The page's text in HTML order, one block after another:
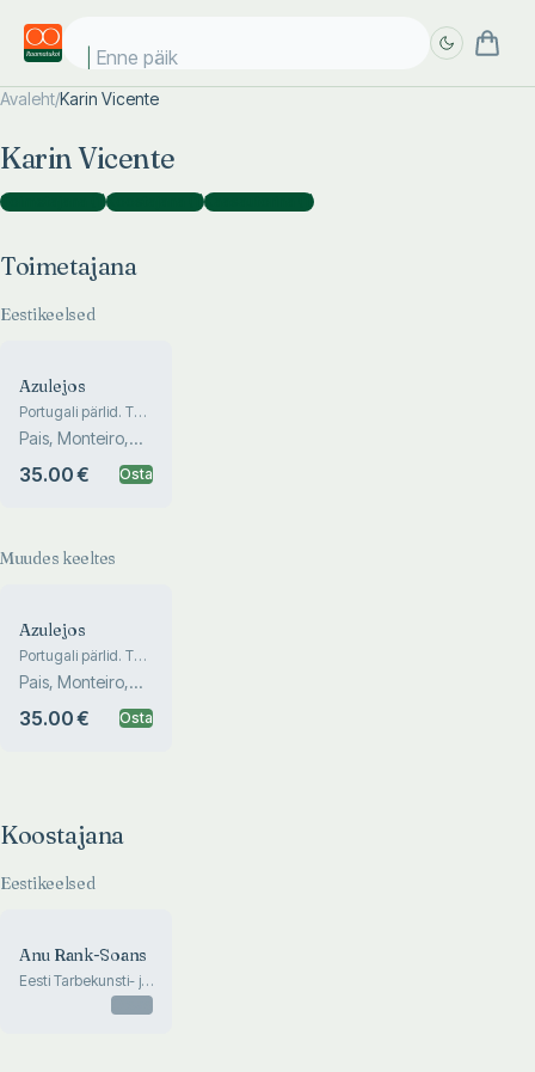
Enne päikes
Avaleht/Karin Vicente
Karin Vicente
Toimetajana )Koostajana )Kaasautorina )
Toimetajana
Eestikeelsed
Azulejos
Portugali pärlid. The
Pearls of Portugal
Pais, Monteiro,
35.00 € Osta
Muudes keeltes
Azulejos
Portugali pärlid. The
Pearls of Portugal
Pais, Monteiro,
35.00 € Osta
Koostajana
Eestikeelsed
Anu Rank-Soans
Eesti Tarbekunsti- ja
Disainimuuseum